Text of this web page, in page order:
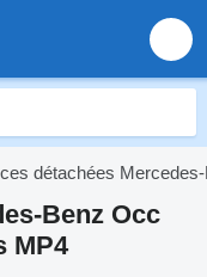
détachées
Benz Occ
MP4